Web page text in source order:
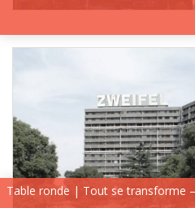
Table ronde | Tout se transforme